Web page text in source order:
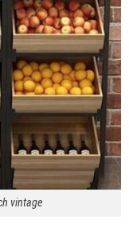
vintage